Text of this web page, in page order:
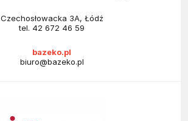
Czechosłowacka 3A, Łódź
tel. 42 672 46 59
bazeko.pl
biuro@bazeko.pl